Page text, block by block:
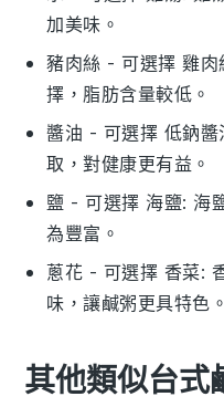
加美味。
豬肉絲 - 可選擇雞肉
擇，脂肪含量較低。
醬油 - 可選擇 低鈉醬
取，對健康更有益。
鹽 - 可選擇 海鹽: 海
為豐富。
蔥花 - 可選擇 香菜:
味，讓鹹粥更具特色。
其他類似台式